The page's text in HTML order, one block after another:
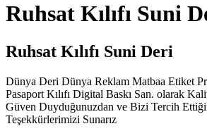
Ruhsat Kılıfı Suni
Ruhsat Kılıfı Suni Deri
Dünya Deri Dünya Reklam Matbaa Etiket
Pasaport Kılıfı Digital Baskı San. olarak
Güven Duyduğunuzdan ve Bizi Tercih
Teşekkürlerimizi Sunarız